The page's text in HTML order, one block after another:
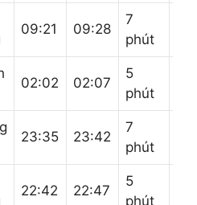
09:21 09:28
7
phút
02:02 02:07
5
phút
23:35 23:42
7
phút
22:42 22:47
5
phút